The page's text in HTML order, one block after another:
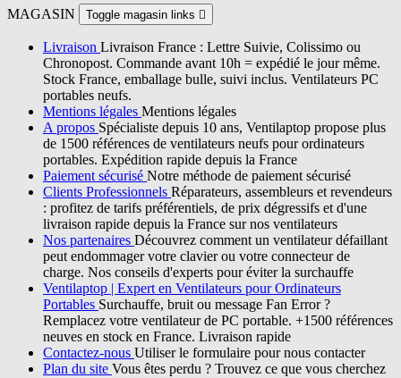
MAGASIN Toggle magasin links 
Livraison Livraison France : Lettre Suivie, Colissimo ou
Chronopost. Commande avant 10h = expédié le jour même.
Stock France, emballage bulle, suivi inclus. Ventilateurs PC
portables neufs.
Mentions légales Mentions légales
A propos Spécialiste depuis 10 ans, Ventilaptop propose plus
de 1500 références de ventilateurs neufs pour ordinateurs
portables. Expédition rapide depuis la France
Paiement sécurisé Notre méthode de paiement sécurisé
Clients Professionnels Réparateurs, assembleurs et revendeurs
: profitez de tarifs préférentiels, de prix dégressifs et d'une
livraison rapide depuis la France sur nos ventilateurs
Nos partenaires Découvrez comment un ventilateur défaillant
peut endommager votre clavier ou votre connecteur de
charge. Nos conseils d'experts pour éviter la surchauffe
Ventilaptop | Expert en Ventilateurs pour Ordinateurs
Portables Surchauffe, bruit ou message Fan Error ?
Remplacez votre ventilateur de PC portable. +1500 références
neuves en stock en France. Livraison rapide
Contactez-nous Utiliser le formulaire pour nous contacter
Plan du site Vous êtes perdu ? Trouvez ce que vous cherchez